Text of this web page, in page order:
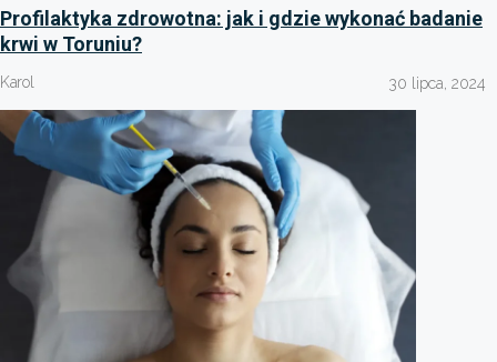
Profilaktyka zdrowotna: jak i gdzie wykonać badanie
krwi w Toruniu?
Karol 30 lipca, 2024